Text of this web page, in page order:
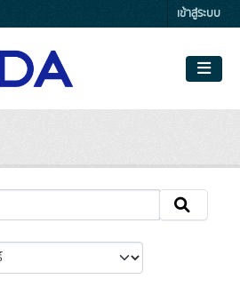
เข้าสู่ระบบ